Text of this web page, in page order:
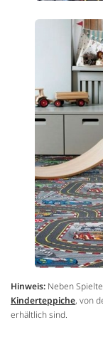
Hinweis: Neben
Kinderteppiche, von
erhältlich sind.